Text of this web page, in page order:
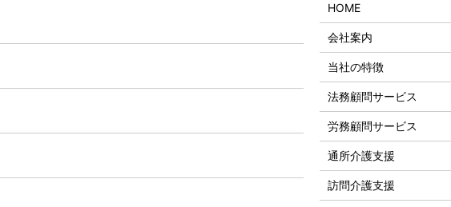
HOME
会社案内
当社の特徴
法務顧問サービス
労務顧問サービス
通所介護支援
訪問介護支援